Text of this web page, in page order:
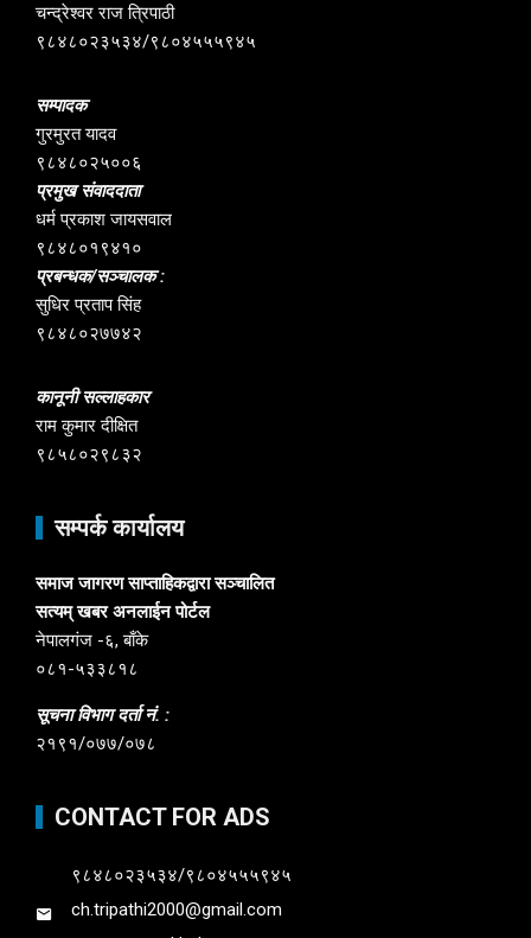
चन्द्रेश्वर राज त्रिपाठी
९८४८०२३५३४/९८०४५५५९४५
सम्पादक
गुरमुरत यादव
९८४८०२५००६
प्रमुख संवाददाता
धर्म प्रकाश जायसवाल
९८४८०१९४१०
प्रबन्धक/सञ्चालक :
सुधिर प्रताप सिंह
९८४८०२७७४२
कानूनी सल्लाहकार
राम कुमार दीक्षित
९८५८०२९८३२
सम्पर्क कार्यालय
समाज जागरण साप्ताहिकद्वारा सञ्चालित
सत्यम् खबर अनलाईन पोर्टल
नेपालगंज -६, बाँके
०८१-५३३८१८
सूचना विभाग दर्ता नं. :
२१९१/०७७/०७८
CONTACT FOR ADS
९८४८०२३५३४/९८०४५५५९४५
ch.tripathi2000@gmail.com